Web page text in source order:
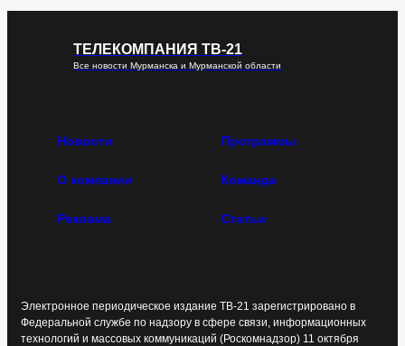
ТЕЛЕКОМПАНИЯ ТВ-21
Все новости Мурманска и Мурманской области
Новости Программы
О компании Команда
Реклама Статьи
Электронное периодическое издание ТВ-21 зарегистрировано в
Федеральной службе по надзору в сфере связи, информационных
технологий и массовых коммуникаций (Роскомнадзор) 11 октября